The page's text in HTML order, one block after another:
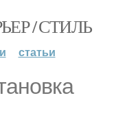
/ СТИЛЬ
статьи